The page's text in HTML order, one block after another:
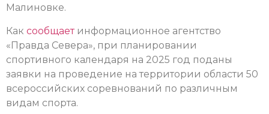
Малиновке.
Как сообщаетинформационное агентство
«Правда Севера», при планировании
спортивного календаря на 2025 год поданы
заявки на проведение на территории области 50
всероссийских соревнований по различным
видам спорта.